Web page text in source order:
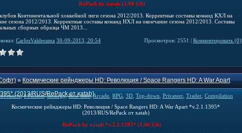
RePack by xatab (1.94 Gb)
Континентальной хоккейной лиги сезона 2012/2013. Корректные составы команд КХЛ на
сезона 2012/2013. Корректные составы команд НХЛ на окончание сезона 2012/2013. Составы
сборных образца ЧМ 2013...
CarlosValderama 30-09-2013, 20:54 Просмотров: 2551 | Комментировать (0)
»Космические рейнджеры HD: Революция / Space Rangers HD: A War Apart
(2013/RUS/RePack от xatab)
,I-Fiction,Strategy,Real-time,Arcade RPG 3D Top-down Privateer Trader Compilation
RePack by xatab *v.2.1.1395* (1.66 Gb)